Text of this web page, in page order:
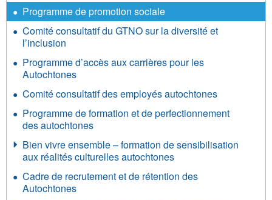
Programme de promotion sociale
Comité consultatif du GTNO sur la diversité et
l’inclusion
Programme d’accès aux carrières pour les
Autochtones
Comité consultatif des employés autochtones
Programme de formation et de perfectionnement
des autochtones
Bien vivre ensemble – formation de sensibilisation
aux réalités culturelles autochtones
Cadre de recrutement et de rétention des
Autochtones